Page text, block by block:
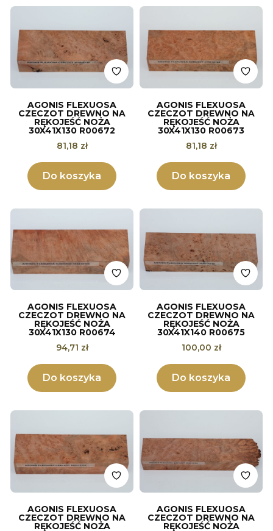
AGONIS FLEXUOSA
CZECZOT DREWNO NA
RĘKOJEŚĆ NOŻA
30X41X130 R00672
Cena
81,18 zł
Do koszyka
AGONIS FLEXUOSA
CZECZOT DREWNO NA
RĘKOJEŚĆ NOŻA
30X41X130 R00673
Cena
81,18 zł
Do koszyka
AGONIS FLEXUOSA
CZECZOT DREWNO NA
RĘKOJEŚĆ NOŻA
30X41X130 R00674
Cena
94,71 zł
Do koszyka
AGONIS FLEXUOSA
CZECZOT DREWNO NA
RĘKOJEŚĆ NOŻA
30X41X140 R00675
Cena
100,00 zł
Do koszyka
AGONIS FLEXUOSA
CZECZOT DREWNO NA
RĘKOJEŚĆ NOŻA
AGONIS FLEXUOSA
CZECZOT DREWNO NA
RĘKOJEŚĆ NOŻA